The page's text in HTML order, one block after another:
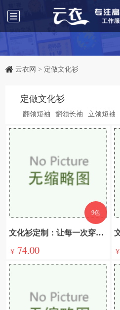
云衣网 > 定做文化衫
定做文化衫
翻领短袖 翻领长袖 立领短袖
9色
文化衫定制：让每一次穿着都成为一次“自我宣言”
￥ 74.00 ￥